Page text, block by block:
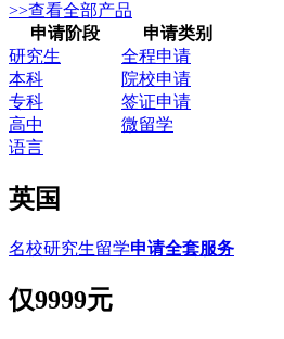
>>查看全部产品
申请阶段
申请类别
研究生
全程申请
本科
院校申请
专科
签证申请
高中
微留学
语言
英国
名校研究生留学申请全套服务
仅9999元